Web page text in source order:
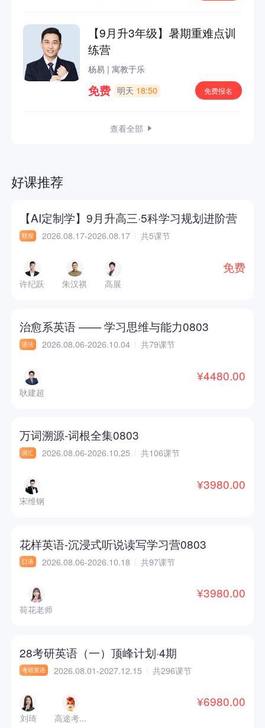
【9月升3年级】暑期重难点训
练营
杨易 | 寓教于乐
免费 明天 18:50 免费报名
查看全部
好课推荐
【AI定制学】9月升高三·5科学习规划进阶营
联报 2026.08.17-2026.08.17 共5课节
许纪跃 朱汉祺 高展
免费
治愈系英语 —— 学习思维与能力0803
语法 2026.08.06-2026.10.04 共79课节
耿建超
¥4480.00
万词溯源-词根全集0803
词汇 2026.08.06-2026.10.25 共106课节
宋维钢
¥3980.00
花样英语-沉浸式听说读写学习营0803
口语 2026.08.06-2026.10.18 共97课节
荷花老师
¥3980.00
28考研英语（一）顶峰计划·4期
考研英语 2026.08.01-2027.12.15 共296课节
刘琦 高途考...
¥6980.00